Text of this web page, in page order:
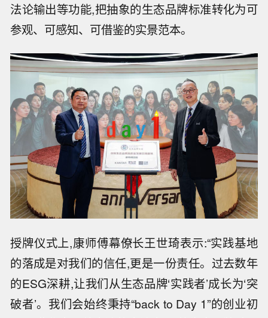
法论输出等功能,把抽象的生态品牌标准转化为可
参观、可感知、可借鉴的实景范本。
授牌仪式上,康师傅幕僚长王世琦表示:“实践基地
的落成是对我们的信任,更是一份责任。过去数年
的ESG深耕,让我们从生态品牌‘实践者’成长为‘突
破者’。我们会始终秉持“back to Day 1”的创业初